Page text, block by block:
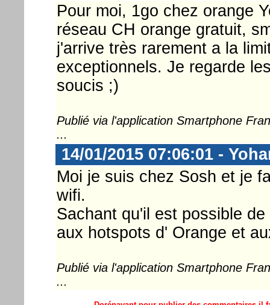
Pour moi, 1go chez orange
réseau CH orange gratuit,
j'arrive très rarement a la
exceptionnels. Je regarde
soucis ;)
Publié via l'application Smartphone
...
14/01/2015 07:06:01 -
Moi je suis chez Sosh et je
wifi.
Sachant qu'il est possible
aux hotspots d' Orange et
Publié via l'application Smartphone
...